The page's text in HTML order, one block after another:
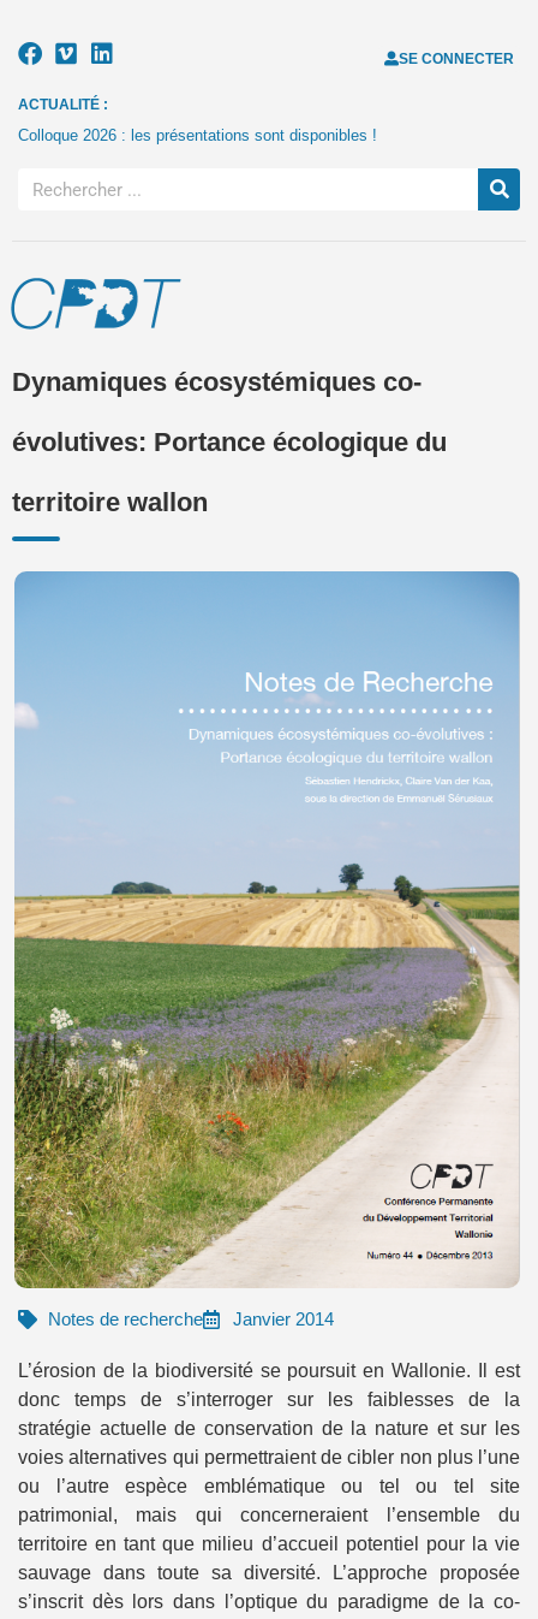
SE CONNECTER
ACTUALITÉ :
Colloque 2026 : les présentations sont disponibles !
Dynamiques écosystémiques co-
évolutives: Portance écologique du
territoire wallon
Notes de recherche Janvier 2014
L’érosion de la biodiversité se poursuit en Wallonie. Il est
donc temps de s’interroger sur les faiblesses de la
stratégie actuelle de conservation de la nature et sur les
voies alternatives qui permettraient de cibler non plus l’une
ou l’autre espèce emblématique ou tel ou tel site
patrimonial, mais qui concerneraient l’ensemble du
territoire en tant que milieu d’accueil potentiel pour la vie
sauvage dans toute sa diversité. L’approche proposée
s’inscrit dès lors dans l’optique du paradigme de la co-